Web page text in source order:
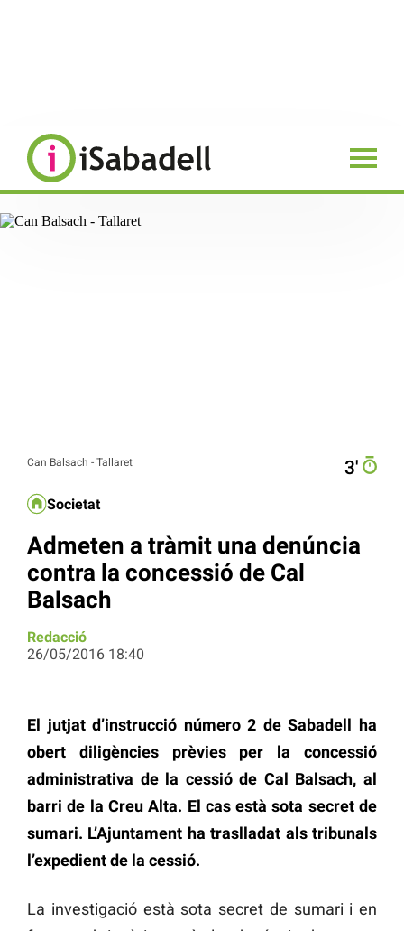
Can Balsach - Tallaret 3′
Societat
Admeten a tràmit una denúncia
contra la concessió de Cal
Balsach
Redacció
26/05/2016 18:40
El jutjat d’instrucció número 2 de Sabadell ha
obert diligències prèvies per la concessió
administrativa de la cessió de Cal Balsach, al
barri de la Creu Alta. El cas està sota secret de
sumari. L’Ajuntament ha traslladat als tribunals
l’expedient de la cessió.
La investigació està sota secret de sumari i en